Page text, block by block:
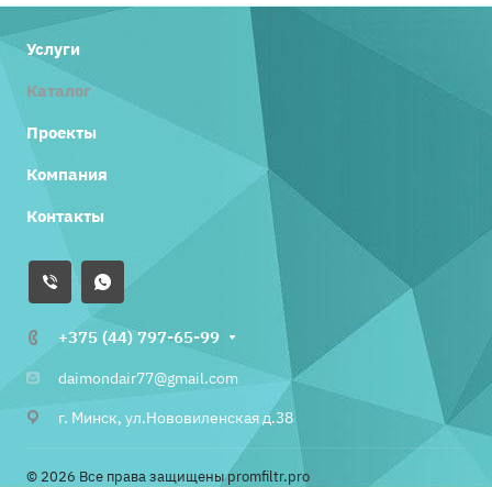
Услуги
Каталог
Проекты
Компания
Контакты
+375 (44) 797-65-99
daimondair77@gmail.com
г. Минск, ул.Нововиленская д.38
© 2026 Все права защищены promfiltr.pro